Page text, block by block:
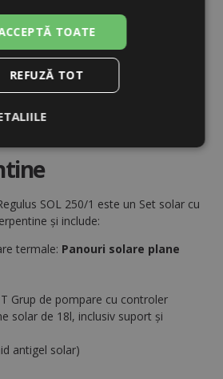
apa prin intermediul serpentinei
combină un sistem solar-termal cu
combustibil solid, se poate instala
care poate încălzi apa atunci
sau centrala este oprită (de ex. în
boiler având
SOL 250/1 este un Set solar cu
și include:
termale: Panouri solare plane
Grup de pompare cu controler
solar de 18l, inclusiv suport și
antigel solar)
TOATE
REFUZĂ TOT
De
performanță
De
Neclasificate
De performanță